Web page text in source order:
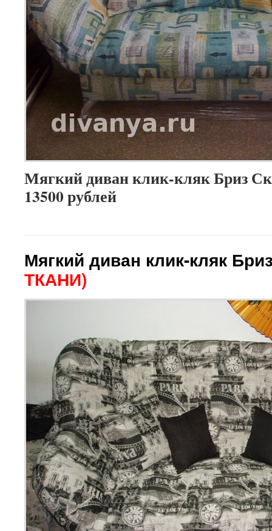
Мягкий диван клик-кляк Бриз
13500 рублей
Мягкий диван клик-кляк
ТКАНИ)